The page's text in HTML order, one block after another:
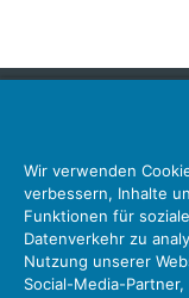
Steckverbinder
Antenne
Unser Unternehmen
Unternehmen
Wir verwenden
verbessern, Inhalte
Funktionen für
Datenverkehr zu
Nutzung unserer
Social-Media-